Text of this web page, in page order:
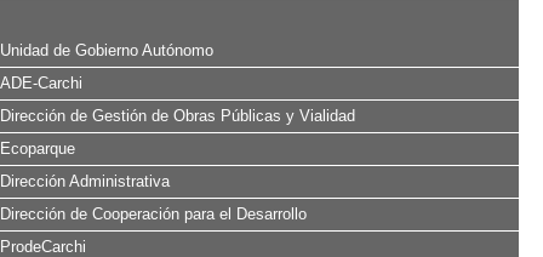
Unidad de Gobierno Autónomo
ADE-Carchi
Dirección de Gestión de Obras Públicas y Vialidad
Ecoparque
Dirección Administrativa
Dirección de Cooperación para el Desarrollo
ProdeCarchi